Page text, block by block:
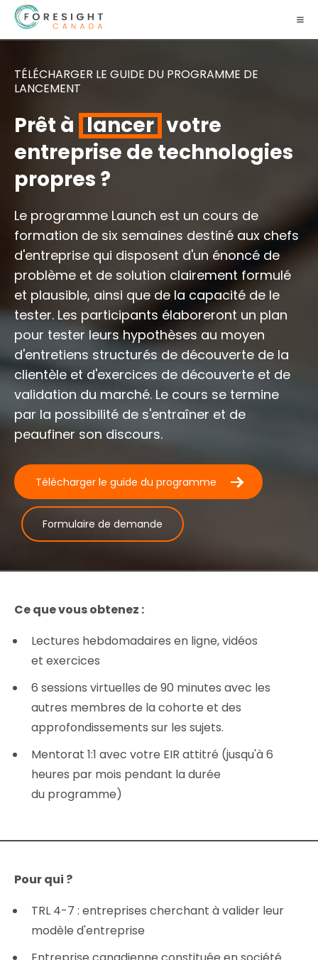
TÉLÉCHARGER LE GUIDE DU PROGRAMME DE
LANCEMENT
Prêt à lancer votre
entreprise de technologies
propres ?
Le programme Launch est un cours de
formation de six semaines destiné aux chefs
d'entreprise qui disposent d'un énoncé de
problème et de solution clairement formulé
et plausible, ainsi que de la capacité de le
tester. Les participants élaboreront un plan
pour tester leurs hypothèses au moyen
d'entretiens structurés de découverte de la
clientèle et d'exercices de découverte et de
validation du marché. Le cours se termine
par la possibilité de s'entraîner et de
peaufiner son discours.
Télécharger le guide du programme
Formulaire de demande
Ce que vous obtenez :
Lectures hebdomadaires en ligne, vidéos
et exercices
6 sessions virtuelles de 90 minutes avec les
autres membres de la cohorte et des
approfondissements sur les sujets.
Mentorat 1:1 avec votre EIR attitré (jusqu'à 6
heures par mois pendant la durée
du programme)
Pour qui ?
TRL 4-7 : entreprises cherchant à valider leur
modèle d'entreprise